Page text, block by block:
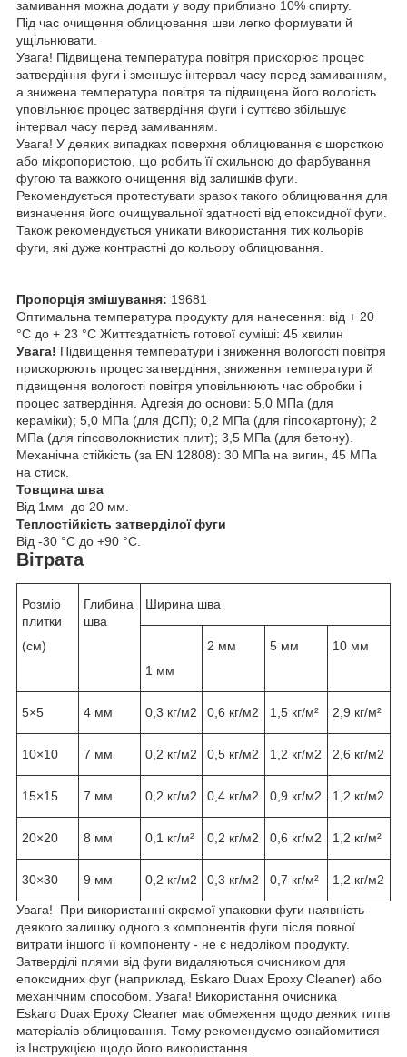
замивання можна додати у воду приблизно 10% спирту.
Під час очищення облицювання шви легко формувати й
ущільнювати.
Увага! Підвищена температура повітря прискорює процес
затвердіння фуги і зменшує інтервал часу перед замиванням,
а знижена температура повітря та підвищена його вологість
уповільнює процес затвердіння фуги і суттєво збільшує
інтервал часу перед замиванням.
Увага! У деяких випадках поверхня облицювання є шорсткою
або мікропористою, що робить її схильною до фарбування
фугою та важкого очищення від залишків фуги.
Рекомендується протестувати зразок такого облицювання для
визначення його очищувальної здатності від епоксидної фуги.
Також рекомендується уникати використання тих кольорів
фуги, які дуже контрастні до кольору облицювання.
Пропорція змішування: 19681
Оптимальна температура продукту для нанесення: від + 20
°С до + 23 °С Життєздатність готової суміші: 45 хвилин
Увага! Підвищення температури і зниження вологості повітря
прискорюють процес затвердіння, зниження температури й
підвищення вологості повітря уповільнюють час обробки і
процес затвердіння. Адгезія до основи: 5,0 МПа (для
кераміки); 5,0 МПа (для ДСП); 0,2 МПа (для гіпсокартону); 2
МПа (для гіпсоволокнистих плит); 3,5 МПа (для бетону).
Механічна стійкість (за EN 12808): 30 МПа на вигин, 45 МПа
на стиск.
Товщина шва
Від 1мм до 20 мм.
Теплостійкість затверділої фуги
Від -30 °C до +90 °C.
Вітрата
Розмір
плитки
(см)
Глибина
шва
Ширина шва
1 мм
2 мм 5 мм 10 мм
5×5 4 мм 0,3 кг/м2 0,6 кг/м2 1,5 кг/м² 2,9 кг/м²
10×10 7 мм 0,2 кг/м2 0,5 кг/м2 1,2 кг/м2 2,6 кг/м2
15×15 7 мм 0,2 кг/м2 0,4 кг/м2 0,9 кг/м2 1,2 кг/м2
20×20 8 мм 0,1 кг/м² 0,2 кг/м2 0,6 кг/м2 1,2 кг/м²
30×30 9 мм 0,2 кг/м2 0,3 кг/м2 0,7 кг/м² 1,2 кг/м2
Увага! При використанні окремої упаковки фуги наявність
деякого залишку одного з компонентів фуги після повної
витрати іншого її компоненту - не є недоліком продукту.
Затверділі плями від фуги видаляються очисником для
епоксидних фуг (наприклад, Eskaro Duax Epoxy Cleaner) або
механічним способом. Увага! Використання очисника
Eskaro Duax Epoxy Cleaner має обмеження щодо деяких типів
матеріалів облицювання. Тому рекомендуємо ознайомитися
із Інструкцією щодо його використання.